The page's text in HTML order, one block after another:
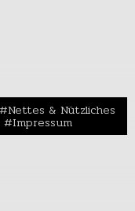
Nettes & Nützliches
Impressum